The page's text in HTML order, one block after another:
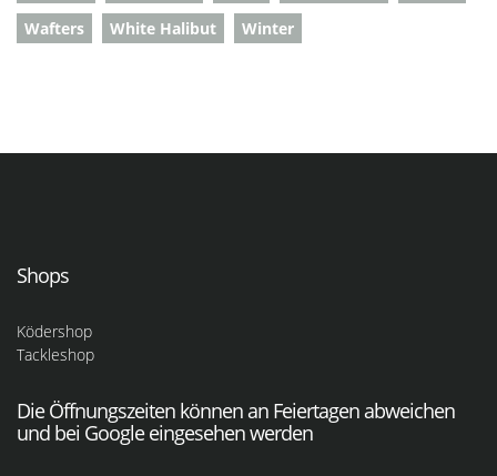
Wafters
White Halibut Winter
Shops
Ködershop
Tackleshop
Die Öffnungszeiten können an Feiertagen abweichen
und bei Google eingesehen werden